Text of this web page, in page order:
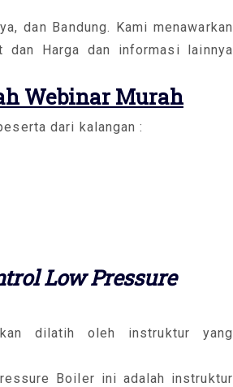
dan Bandung. Kami menawarkan
dan Harga dan informasi lainnya
Webinar Murah
dari kalangan :
Low Pressure
dilatih oleh instruktur yang
Boiler ini adalah instruktur